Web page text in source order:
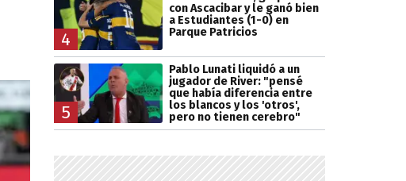
4
con Ascacibar y le ganó bien
a Estudiantes (1-0) en
Parque Patricios
5
Pablo Lunati liquidó a un
jugador de River: "pensé
que había diferencia entre
los blancos y los 'otros',
pero no tienen cerebro"